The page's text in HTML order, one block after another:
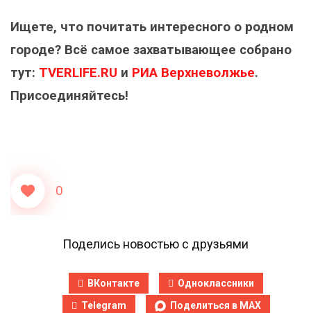
Ищете, что почитать интересного о родном
городе? Всё самое захватывающее собрано
тут: TVERLIFE.RU и РИА Верхневолжье.
Присоединяйтесь!
0
Поделись новостью с друзьями
ВКонтакте
Одноклассники
Telegram
Поделиться в MAX